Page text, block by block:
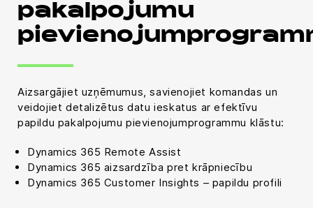
pakalpojumu
Aizsargājiet uzņēmumus, savienojiet komandas un
veidojiet detalizētus datu ieskatus ar efektīvu
papildu pakalpojumu pievienojumprogrammu klāstu:
Dynamics 365 Remote Assist
Dynamics 365 aizsardzība pret krāpniecību
Dynamics 365 Customer Insights – papildu profili